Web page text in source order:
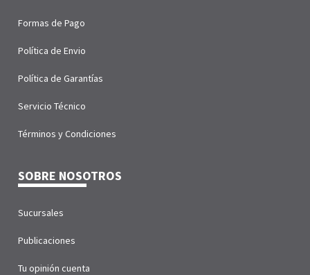
Formas de Pago
Política de Envio
Política de Garantías
Servicio Técnico
Términos y Condiciones
SOBRE NOSOTROS
Sucursales
Publicaciones
Tu opinión cuenta